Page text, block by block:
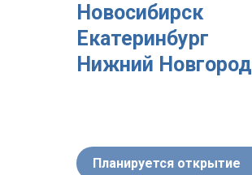
Планируется открытие
Новосибирск
Екатеринбург
Нижний Новгород